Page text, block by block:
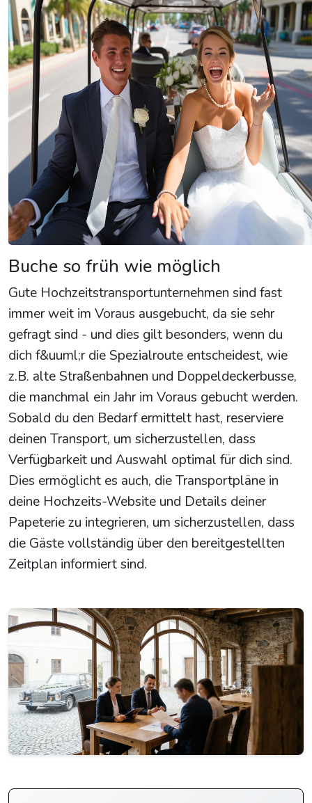
Buche so früh wie möglich
Gute Hochzeitstransportunternehmen sind fast
immer weit im Voraus ausgebucht, da sie sehr
gefragt sind - und dies gilt besonders, wenn du
dich f&uuml;r die Spezialroute entscheidest, wie
z.B. alte Straßenbahnen und Doppeldeckerbusse,
die manchmal ein Jahr im Voraus gebucht werden.
Sobald du den Bedarf ermittelt hast, reserviere
deinen Transport, um sicherzustellen, dass
Verfügbarkeit und Auswahl optimal für dich sind.
Dies ermöglicht es auch, die Transportpläne in
deine Hochzeits-Website und Details deiner
Papeterie zu integrieren, um sicherzustellen, dass
die Gäste vollständig über den bereitgestellten
Zeitplan informiert sind.